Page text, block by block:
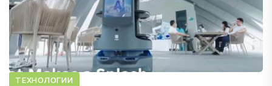
ТЕХНОЛОГИИ